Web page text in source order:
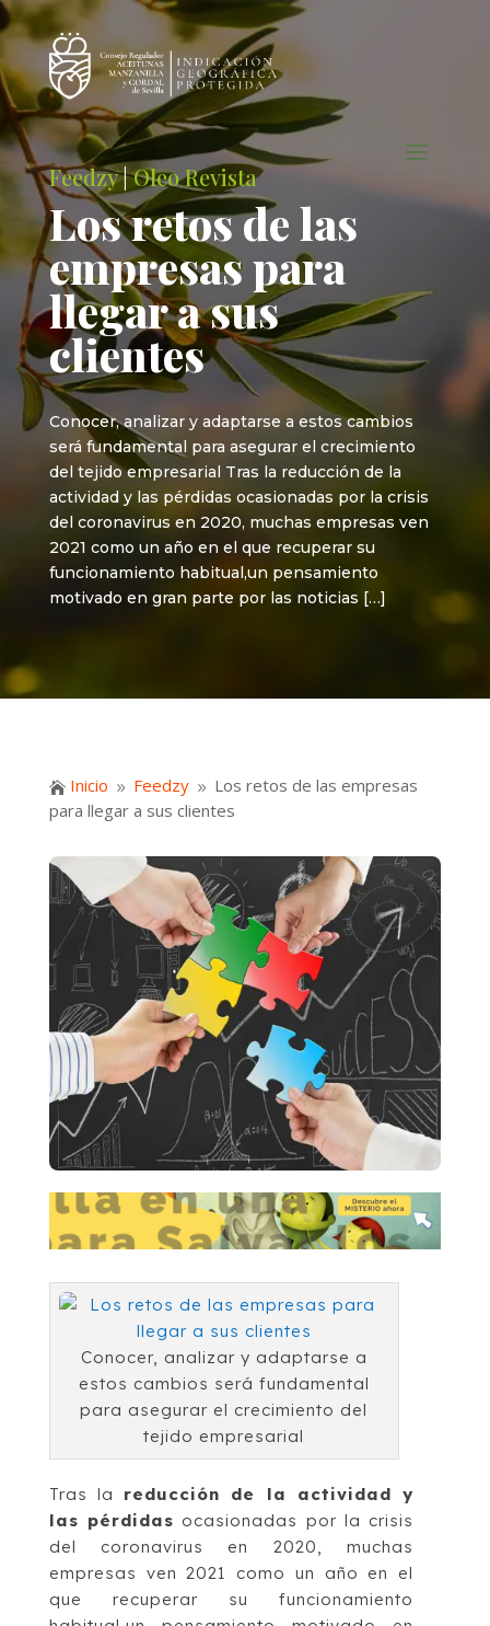
Feedzy|Oleo Revista
Los retos de las
empresas para
llegar a sus
clientes
Conocer, analizar y adaptarse a estos cambios
será fundamental para asegurar el crecimiento
del tejido empresarial Tras la reducción de la
actividad y las pérdidas ocasionadas por la crisis
del coronavirus en 2020, muchas empresas ven
2021 como un año en el que recuperar su
funcionamiento habitual,un pensamiento
motivado en gran parte por las noticias […]
 Inicio 9 Feedzy 9 Los retos de las empresas
para llegar a sus clientes
Conocer, analizar y adaptarse a
estos cambios será fundamental
para asegurar el crecimiento del
tejido empresarial
Tras la reducción de la actividad y
las pérdidas ocasionadas por la crisis
del coronavirus en 2020, muchas
empresas ven 2021 como un año en el
que recuperar su funcionamiento